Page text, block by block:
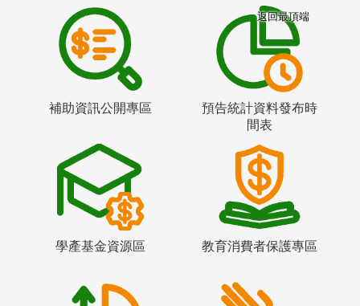
補助資訊公開專區
預告統計資料發布時
間表
學產基金資源區 教育消費者保護專區
返回最頂端